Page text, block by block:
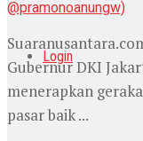
Login
Gubernur DKI
menerapkan
pasar baik ...